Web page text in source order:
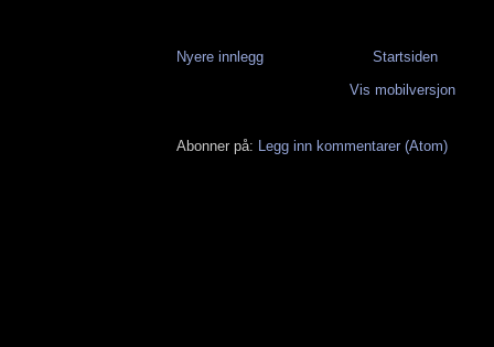
Nyere innlegg
Startsiden
Vis mobilversjon
Abonner på: Legg inn kommentarer (Atom)